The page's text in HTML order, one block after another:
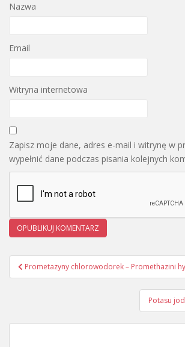
Nazwa
Email
Witryna internetowa
Zapisz moje dane, adres e-mail i witrynę w
wypełnić dane podczas pisania kolejnych
Nawigacja wpisu
Prometazyny chlorowodorek – Promethazini
Potasu